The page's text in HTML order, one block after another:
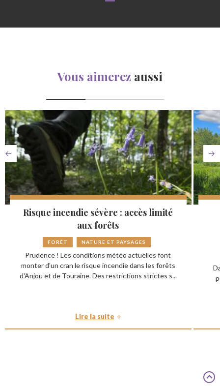
Vous aimerez aussi
Risque incendie sévère : accès limité
aux forêts
FORÊT NATURE ET PAYSAGES
Prudence ! Les conditions météo actuelles font
monter d'un cran le risque incendie dans les forêts
d'Anjou et de Touraine. Des restrictions strictes s...
Lire la suite